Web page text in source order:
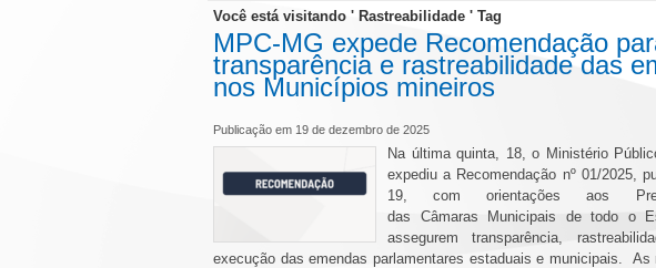
Você está visitando ' Rastreabilidade ' Tag
MPC-MG expede Recomendação
transparência e rastreabilidade das
nos Municípios mineiros
Publicação em 19 de dezembro de 2025
Na última quinta, 18, o Ministério
expediu a Recomendação nº 01/2025,
19, com orientações aos
das Câmaras Municipais de todo o
assegurem transparência,
execução das emendas parlamentares estaduais e municipais.